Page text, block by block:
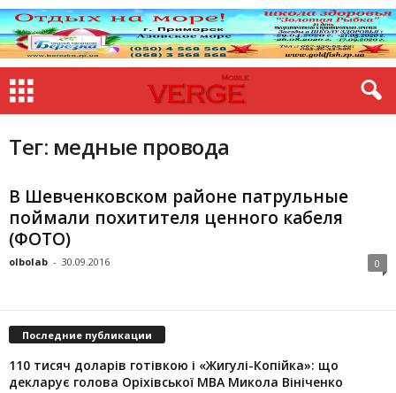
Тег: медные провода
В Шевченковском районе патрульные
поймали похитителя ценного кабеля
(ФОТО)
olbolab - 30.09.2016 0
Последние публикации
110 тисяч доларів готівкою і «Жигулі-Копійка»: що
декларує голова Оріхівської МВА Микола Вініченко